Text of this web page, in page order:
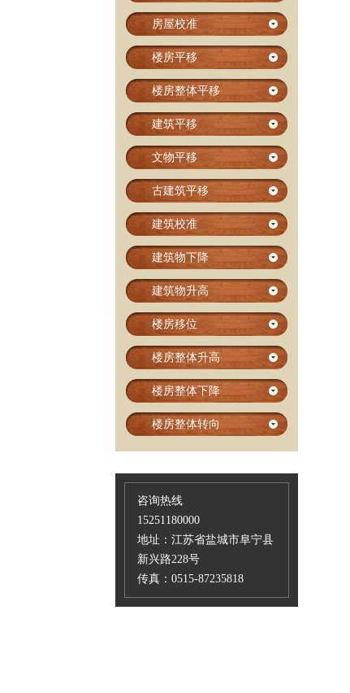
房屋校准
楼房平移
楼房整体平移
建筑平移
文物平移
古建筑平移
建筑校准
建筑物下降
建筑物升高
楼房移位
楼房整体升高
楼房整体下降
楼房整体转向
咨询热线
15251180000
地址：江苏省盐城市阜宁县
新兴路228号
传真：0515-87235818